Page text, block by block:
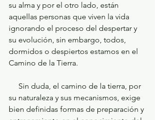
su alma y por el otro lado, están
aquellas personas que viven la vida
ignorando el proceso del despertar y
su evolución, sin embargo, todos,
dormidos o despiertos estamos en el
Camino de la Tierra.
su naturaleza y sus mecanismos, exige
bien definidas formas de preparación y